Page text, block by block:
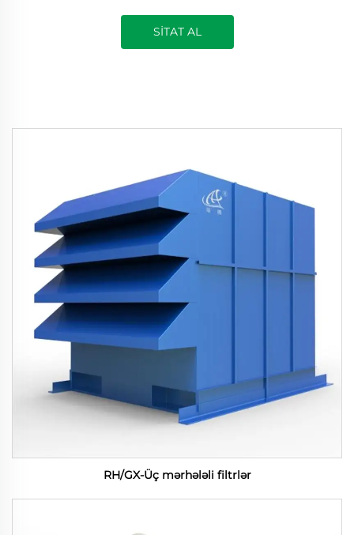
SİTAT AL
RH/GX-Üç mərhələli filtrlər